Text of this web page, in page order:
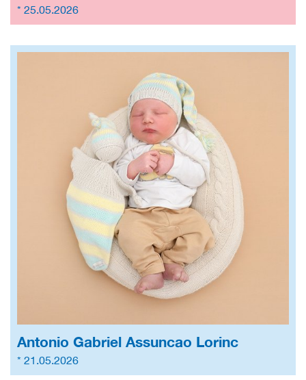
* 25.05.2026
Antonio Gabriel Assuncao Lorinc
* 21.05.2026